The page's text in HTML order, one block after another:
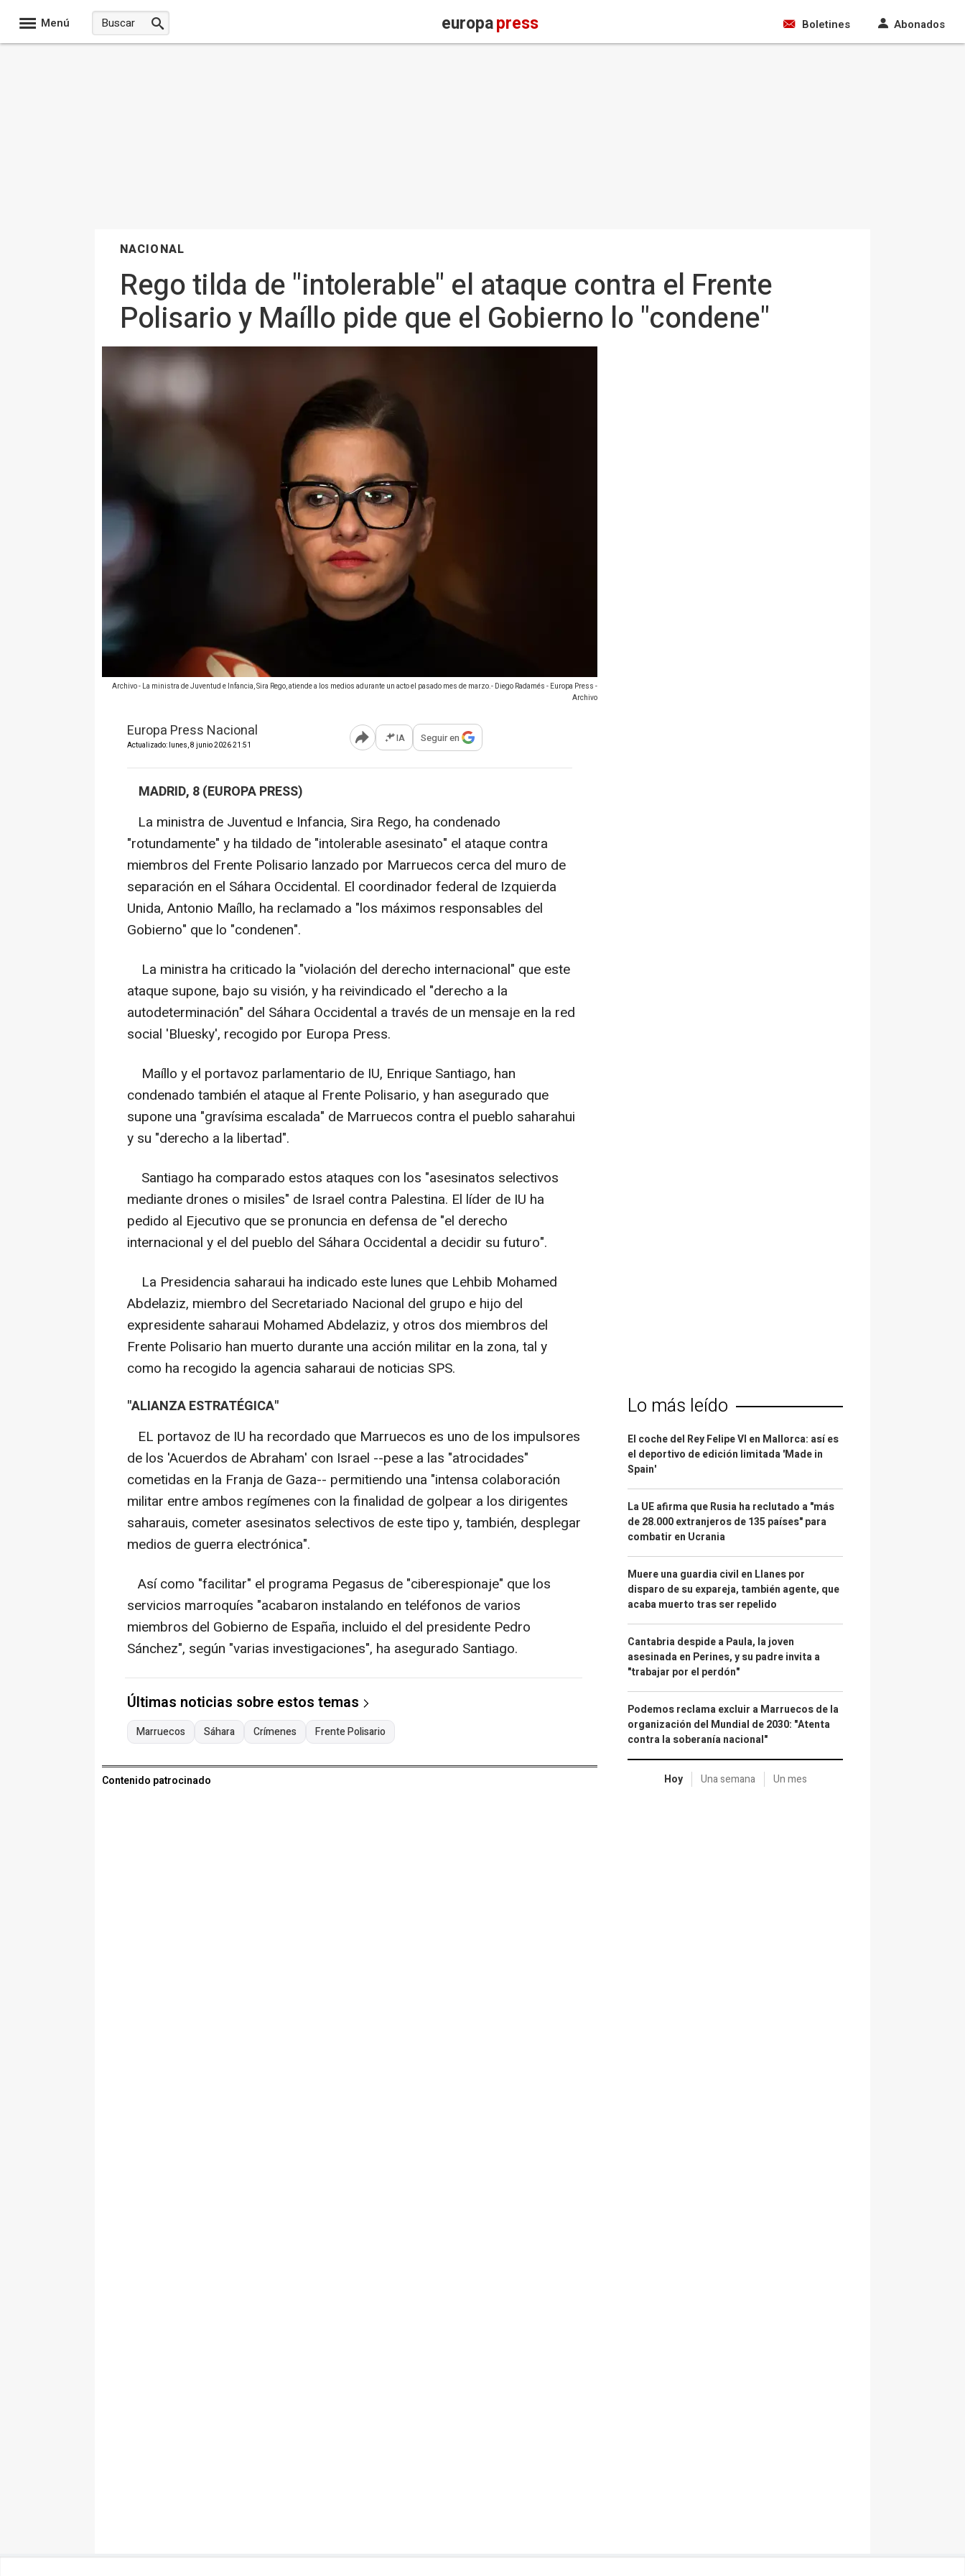
Menú europapress Boletines Abonados
NACIONAL
Rego tilda de "intolerable" el ataque contra el Frente
Polisario y Maíllo pide que el Gobierno lo "condene"
Archivo - La ministra de Juventud e Infancia, Sira Rego, atiende a los medios adurante un acto el pasado mes de marzo.- Diego Radamés - Europa Press -
Archivo
Europa Press Nacional
Actualizado: lunes, 8 junio 2026 21:51 Abrir opciones para compartir
IA Seguir en
MADRID, 8 (EUROPA PRESS)
La ministra de Juventud e Infancia, Sira Rego, ha condenado
"rotundamente" y ha tildado de "intolerable asesinato" el ataque contra
miembros del Frente Polisario lanzado por Marruecos cerca del muro de
separación en el Sáhara Occidental. El coordinador federal de Izquierda
Unida, Antonio Maíllo, ha reclamado a "los máximos responsables del
Gobierno" que lo "condenen".
La ministra ha criticado la "violación del derecho internacional" que este
ataque supone, bajo su visión, y ha reivindicado el "derecho a la
autodeterminación" del Sáhara Occidental a través de un mensaje en la red
social 'Bluesky', recogido por Europa Press.
Maíllo y el portavoz parlamentario de IU, Enrique Santiago, han
condenado también el ataque al Frente Polisario, y han asegurado que
supone una "gravísima escalada" de Marruecos contra el pueblo saharahui
y su "derecho a la libertad".
Santiago ha comparado estos ataques con los "asesinatos selectivos
mediante drones o misiles" de Israel contra Palestina. El líder de IU ha
pedido al Ejecutivo que se pronuncia en defensa de "el derecho
internacional y el del pueblo del Sáhara Occidental a decidir su futuro".
La Presidencia saharaui ha indicado este lunes que Lehbib Mohamed
Abdelaziz, miembro del Secretariado Nacional del grupo e hijo del
expresidente saharaui Mohamed Abdelaziz, y otros dos miembros del
Frente Polisario han muerto durante una acción militar en la zona, tal y
como ha recogido la agencia saharaui de noticias SPS.
"ALIANZA ESTRATÉGICA"
EL portavoz de IU ha recordado que Marruecos es uno de los impulsores
de los 'Acuerdos de Abraham' con Israel --pese a las "atrocidades"
cometidas en la Franja de Gaza-- permitiendo una "intensa colaboración
militar entre ambos regímenes con la finalidad de golpear a los dirigentes
saharauis, cometer asesinatos selectivos de este tipo y, también, desplegar
medios de guerra electrónica".
Así como "facilitar" el programa Pegasus de "ciberespionaje" que los
servicios marroquíes "acabaron instalando en teléfonos de varios
miembros del Gobierno de España, incluido el del presidente Pedro
Sánchez", según "varias investigaciones", ha asegurado Santiago.
Últimas noticias sobre estos temas
Marruecos Sáhara Crímenes Frente Polisario
Contenido patrocinado
Lo más leído
El coche del Rey Felipe VI en Mallorca: así es
el deportivo de edición limitada 'Made in
Spain'
La UE afirma que Rusia ha reclutado a "más
de 28.000 extranjeros de 135 países" para
combatir en Ucrania
Muere una guardia civil en Llanes por
disparo de su expareja, también agente, que
acaba muerto tras ser repelido
Cantabria despide a Paula, la joven
asesinada en Perines, y su padre invita a
"trabajar por el perdón"
Podemos reclama excluir a Marruecos de la
organización del Mundial de 2030: "Atenta
contra la soberanía nacional"
Hoy Una semana Un mes